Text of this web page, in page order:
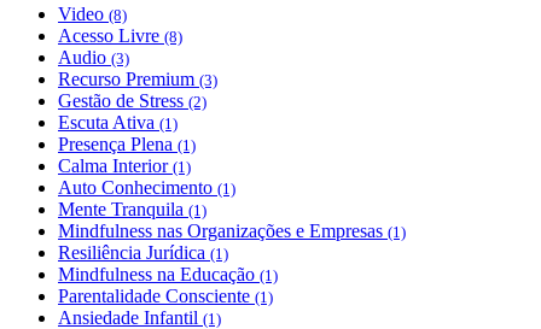
Video (8)
Acesso Livre (8)
Audio (3)
Recurso Premium (3)
Gestão de Stress (2)
Escuta Ativa (1)
Presença Plena (1)
Calma Interior (1)
Auto Conhecimento (1)
Mente Tranquila (1)
Mindfulness nas Organizações e Empresas (1)
Resiliência Jurídica (1)
Mindfulness na Educação (1)
Parentalidade Consciente (1)
Ansiedade Infantil (1)